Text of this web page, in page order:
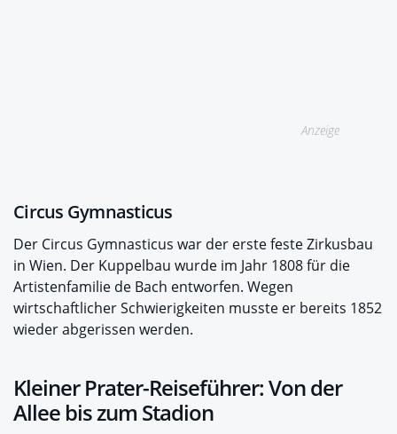
Anzeige
Circus Gymnasticus
Der Circus Gymnasticus war der erste feste Zirkusbau
in Wien. Der Kuppelbau wurde im Jahr 1808 für die
Artistenfamilie de Bach entworfen. Wegen
wirtschaftlicher Schwierigkeiten musste er bereits 1852
wieder abgerissen werden.
Kleiner Prater-Reiseführer: Von der
Allee bis zum Stadion